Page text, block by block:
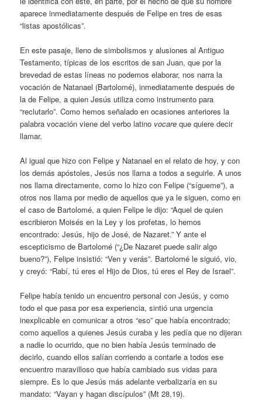
aparece inmediatamente después de Felipe en tres de esas
“listas apostólicas”.
En este pasaje, lleno de simbolismos y alusiones al Antiguo
Testamento, típicas de los escritos de san Juan, que por la
brevedad de estas líneas no podemos elaborar, nos narra la
vocación de Natanael (Bartolomé), inmediatamente después de
la de Felipe, a quien Jesús utiliza como instrumento para
“reclutarlo”. Como hemos señalado en ocasiones anteriores la
palabra vocación viene del verbo latino vocare que quiere decir
llamar.
Al igual que hizo con Felipe y Natanael en el relato de hoy, y con
los demás apóstoles, Jesús nos llama a todos a seguirle. A unos
nos llama directamente, como lo hizo con Felipe (“sígueme”), a
otros nos llama por medio de aquellos que ya le siguen, como en
el caso de Bartolomé, a quien Felipe le dijo: “Aquel de quien
escribieron Moisés en la Ley y los profetas, lo hemos
encontrado: Jesús, hijo de José, de Nazaret.” Y ante el
escepticismo de Bartolomé (“¿De Nazaret puede salir algo
bueno?”), Felipe insistió: “Ven y verás”. Bartolomé le siguió, vio,
y creyó: “Rabí, tú eres el Hijo de Dios, tú eres el Rey de Israel”.
Felipe había tenido un encuentro personal con Jesús, y como
todo el que pasa por esa experiencia, sintió una urgencia
inexplicable en comunicar a otros “eso” que había encontrado;
como aquellos a quienes Jesús curaba y les pedía que no dijeran
a nadie lo ocurrido, que no bien había Jesús terminado de
decirlo, cuando ellos salían corriendo a contarle a todos ese
encuentro maravilloso que había cambiado sus vidas para
siempre. Es lo que Jesús más adelante verbalizaría en su
mandato: “Vayan y hagan discípulos” (Mt 28,19).